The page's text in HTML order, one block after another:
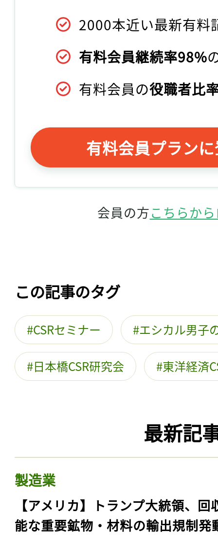
2000本近い最新有料
有料会員継続率98%
有料会員の役職者比
有料会員プラン
会員の方こちらか
この記事のタグ
CSRセミナー エシカル男子
日本橋CSR研究会 東洋経済
最新記
製造業
【アメリカ】トランプ大統領、回
能な重要鉱物・材料の輸出規制発